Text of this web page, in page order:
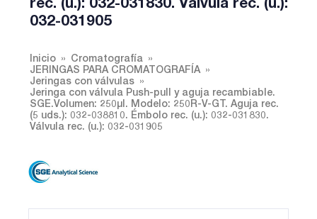
032-031905
Inicio
Cromatografía
JERINGAS PARA CROMATOGRAFÍA
Jeringas con válvulas
Jeringa con válvula Push-pull y aguja recambiable.
SGE.Volumen: 250µl. Modelo: 250R-V-GT. Aguja rec.
(5 uds.): 032-038810. Émbolo rec. (u.): 032-031830.
Válvula rec. (u.): 032-031905